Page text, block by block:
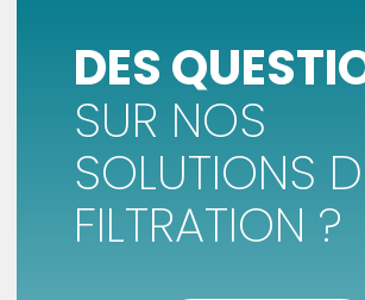
DES
SUR NOS
SOLUTIONS
FILTRATION ?